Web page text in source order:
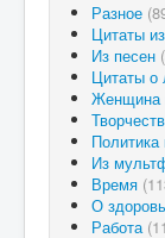
Разное
Цитаты
Из песен
Цитаты о
Женщина
Политика
Из
Время
О
Работа